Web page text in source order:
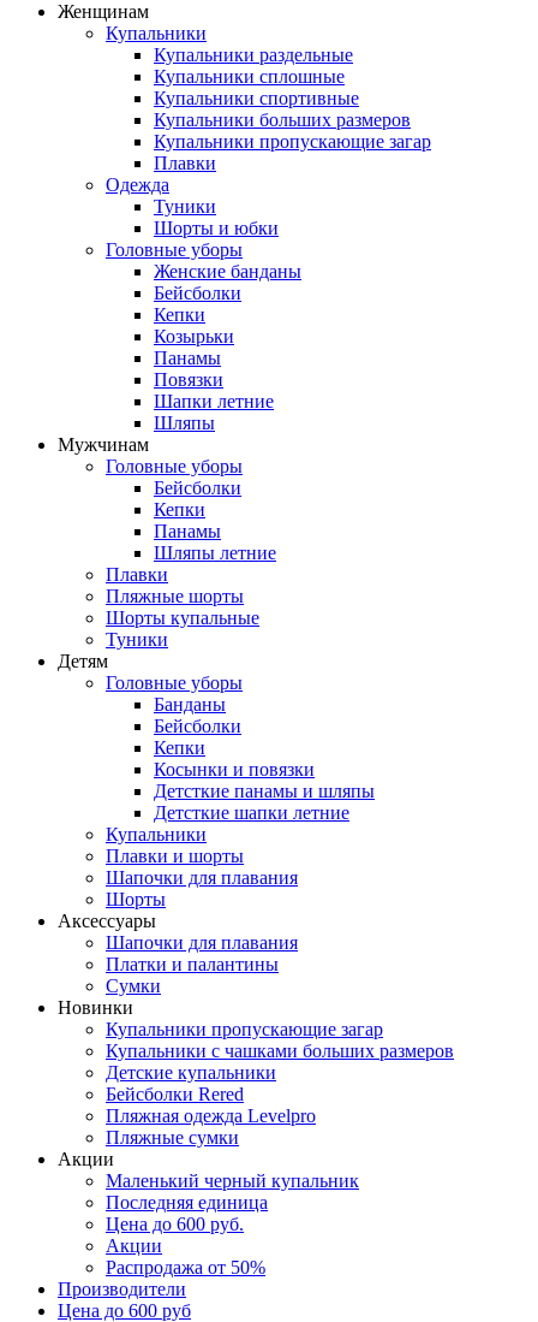
Женщинам
Купальники
Купальники раздельные
Купальники сплошные
Купальники спортивные
Купальники больших размеров
Купальники пропускающие загар
Плавки
Одежда
Туники
Шорты и юбки
Головные уборы
Женские банданы
Бейсболки
Кепки
Козырьки
Панамы
Повязки
Шапки летние
Шляпы
Мужчинам
Головные уборы
Бейсболки
Кепки
Панамы
Шляпы летние
Плавки
Пляжные шорты
Шорты купальные
Туники
Детям
Головные уборы
Банданы
Бейсболки
Кепки
Косынки и повязки
Детсткие панамы и шляпы
Детсткие шапки летние
Купальники
Плавки и шорты
Шапочки для плавания
Шорты
Аксессуары
Шапочки для плавания
Платки и палантины
Сумки
Новинки
Купальники пропускающие загар
Купальники с чашками больших размеров
Детские купальники
Бейсболки Rered
Пляжная одежда Levelpro
Пляжные сумки
Акции
Маленький черный купальник
Последняя единица
Цена до 600 руб.
Акции
Распродажа от 50%
Производители
Цена до 600 руб